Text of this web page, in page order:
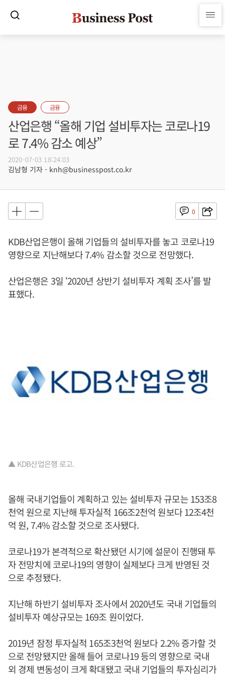
금융 금융
산업은행 “올해 기업 설비투자는 코로나19
로 7.4% 감소 예상”
2020-07-03 18:24:03
김남형 기자 - knh@businesspost.co.kr
0
KDB산업은행이 올해 기업들의 설비투자를 놓고 코로나19
영향으로 지난해보다 7.4% 감소할 것으로 전망했다.
산업은행은 3일 ‘2020년 상반기 설비투자 계획 조사’를 발
표했다.
▲ KDB산업은행 로고.
올해 국내기업들이 계획하고 있는 설비투자 규모는 153조8
천억 원으로 지난해 투자실적 166조2천억 원보다 12조4천
억 원, 7.4% 감소할 것으로 조사됐다.
코로나19가 본격적으로 확산됐던 시기에 설문이 진행돼 투
자 전망치에 코로나19의 영향이 실제보다 크게 반영된 것
으로 추정됐다.
지난해 하반기 설비투자 조사에서 2020년도 국내 기업들의
설비투자 예상규모는 169조 원이었다.
2019년 잠정 투자실적 165조3천억 원보다 2.2% 증가할 것
으로 전망됐지만 올해 들어 코로나19 등의 영향으로 국내
외 경제 변동성이 크게 확대됐고 국내 기업들의 투자심리가